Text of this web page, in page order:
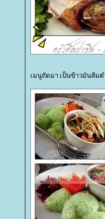
เมนูถัดมา เป็นข้าวมันส้ม